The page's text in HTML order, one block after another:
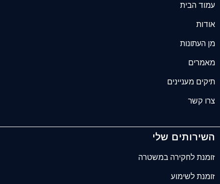
עמוד הבית
אודות
מן העתונות
מאמרים
תיקים מעניינים
צרו קשר
השירותים שלי
זומנת לחקירה במשטרה
זומנת לשימוע